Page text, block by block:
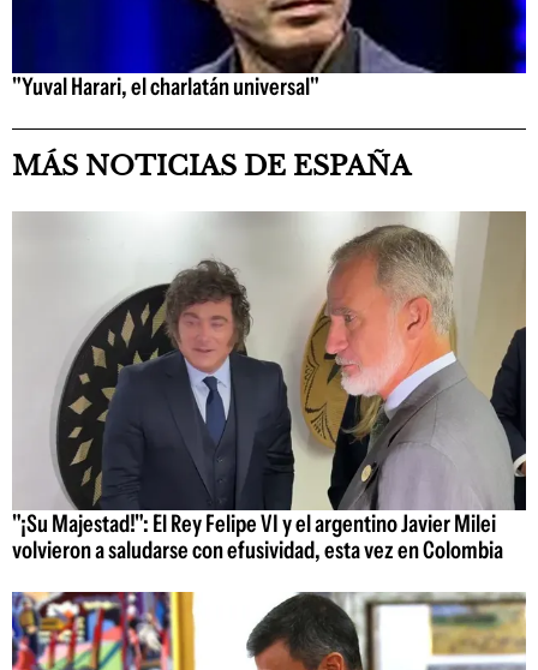
"Yuval Harari, el charlatán universal"
MÁS NOTICIAS DE ESPAÑA
"¡Su Majestad!": El Rey Felipe VI y el argentino Javier Milei
volvieron a saludarse con efusividad, esta vez en Colombia